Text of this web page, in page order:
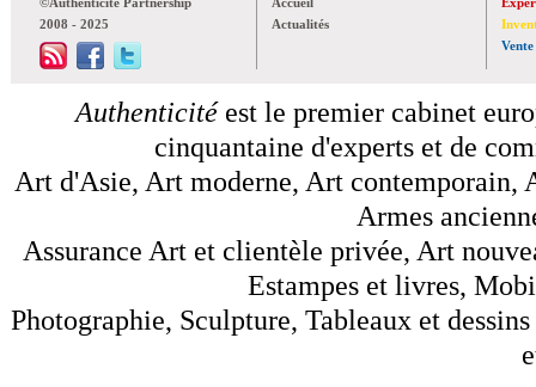
2008 - 2025
Actualités
Vente
Authenticitéest le premier cabinet
cinquantaine d'experts et de
Art d'Asie, Art moderne, Art contemporain,
Armes
Assurance Art et clientèle privée, Art
Estampes et livres,
Photographie, Sculpture, Tableaux et